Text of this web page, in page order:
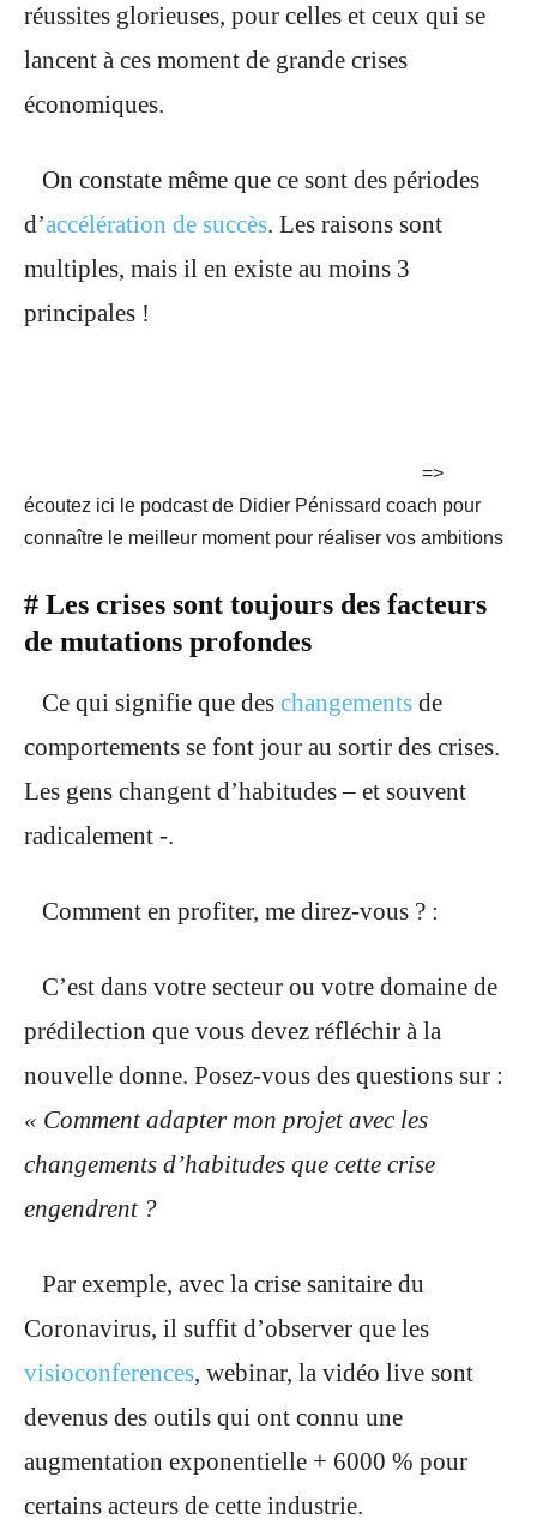
réussites glorieuses, pour celles et ceux qui se
lancent à ces moment de grande crises
économiques.
On constate même que ce sont des périodes
d’accélération de succès. Les raisons sont
multiples, mais il en existe au moins 3
principales !
=>
écoutez ici le podcast de Didier Pénissard coach pour
connaître le meilleur moment pour réaliser vos ambitions
# Les crises sont toujours des facteurs
de mutations profondes
Ce qui signifie que des changements de
comportements se font jour au sortir des crises.
Les gens changent d’habitudes – et souvent
radicalement -.
Comment en profiter, me direz-vous ? :
C’est dans votre secteur ou votre domaine de
prédilection que vous devez réfléchir à la
nouvelle donne. Posez-vous des questions sur :
« Comment adapter mon projet avec les
changements d’habitudes que cette crise
engendrent ?
Par exemple, avec la crise sanitaire du
Coronavirus, il suffit d’observer que les
visioconferences, webinar, la vidéo live sont
devenus des outils qui ont connu une
augmentation exponentielle + 6000 % pour
certains acteurs de cette industrie.